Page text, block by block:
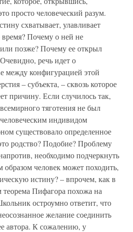
просто человеческий разум.
схватывает, улавливает
время? Почему о ней не
позже? Почему ее открыл
речь идет о
между конфигурацией этой
– субъекта, – сквозь которое
причину. Если случилось так,
тяготения не был
индивидом
существовало определенное
родство? Подобие? Проблему
необходимо подчеркнуть
образом человек может походить,
истину? – впрочем, как в
Пифагора похожа на
остроумно ответит, что
желание соединить
автора. К сожалению, у